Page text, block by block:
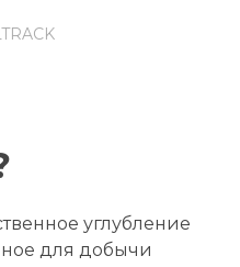
углубление
для добычи